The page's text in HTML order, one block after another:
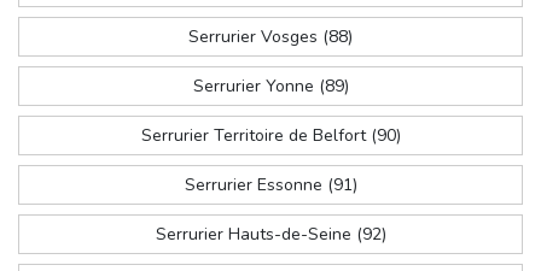
Serrurier Vosges (88)
Serrurier Yonne (89)
Serrurier Territoire de Belfort (90)
Serrurier Essonne (91)
Serrurier Hauts-de-Seine (92)